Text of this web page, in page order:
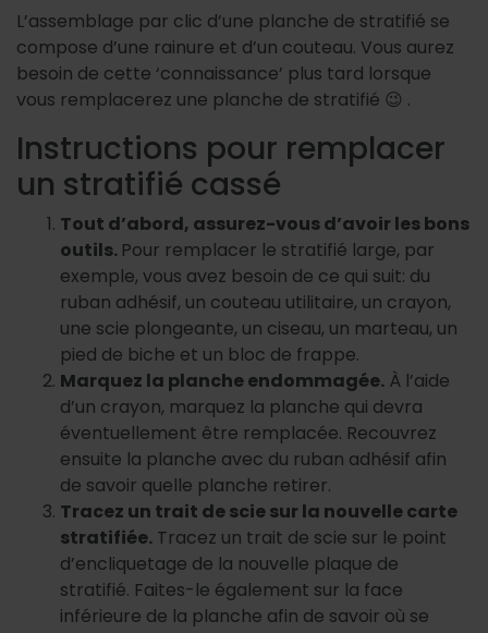
L’assemblage par clic d’une planche de stratifié se
compose d’une rainure et d’un couteau. Vous aurez
besoin de cette ‘connaissance’ plus tard lorsque
vous remplacerez une planche de stratifié 😉 .
Instructions pour remplacer
un stratifié cassé
Tout d’abord, assurez-vous d’avoir les bons
outils. Pour remplacer le stratifié large, par
exemple, vous avez besoin de ce qui suit: du
ruban adhésif, un couteau utilitaire, un crayon,
une scie plongeante, un ciseau, un marteau, un
pied de biche et un bloc de frappe.
Marquez la planche endommagée. À l’aide
d’un crayon, marquez la planche qui devra
éventuellement être remplacée. Recouvrez
ensuite la planche avec du ruban adhésif afin
de savoir quelle planche retirer.
Tracez un trait de scie sur la nouvelle carte
stratifiée. Tracez un trait de scie sur le point
d’encliquetage de la nouvelle plaque de
stratifié. Faites-le également sur la face
inférieure de la planche afin de savoir où se